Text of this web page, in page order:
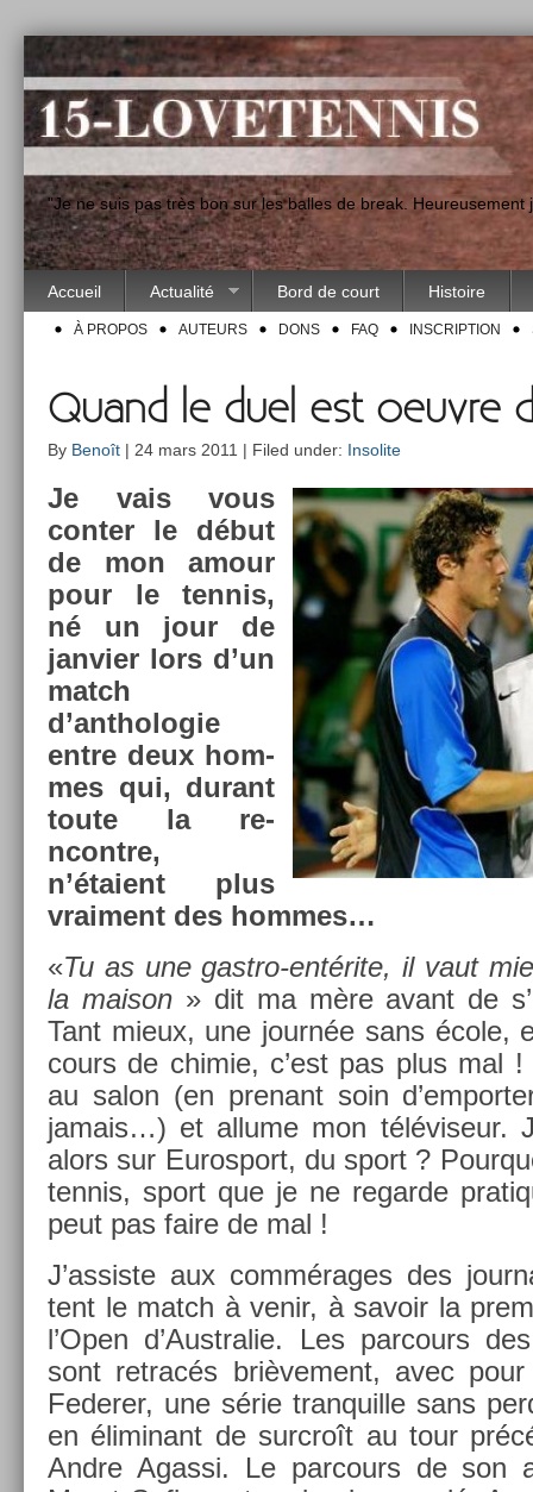
"Je ne suis pas très bon sur les balles de break.
Accueil Actualité Bord de court Histoire
À PROPOS AUTEURS DONS FAQ INSCRIPTION
Quand le duel est oeuvre
By Benoît | 24 mars 2011 | Filed under: Insolite
Je vais vous
con­t­er le début
de mon amour
pour le ten­nis,
né un jour de
jan­vi­er lors d’un
match
d’anthologie
entre deux hom­
mes qui, durant
toute la re­
ncontre,
n’étaient plus
vrai­ment des hom­mes…
«Tu as une gastro-entérite, il vaut
la maison » dit ma mère avant de
Tant mieux, une journée sans école,
cours de chimie, c’est pas plus mal !
au salon (en pre­nant soin
jamais…) et al­lume mon téléviseur.
alors sur Euros­port, du sport ?
ten­nis, sport que je ne re­gar­de
peut pas faire de mal !
J’as­siste aux commérages des
tent le match à venir, à savoir la
l’Open d’Australie. Les par­cours
sont re­tracés briè­ve­ment, avec
Feder­er, une série tran­quil­le sans
en éli­minant de sur­croît au tour
Andre Agas­si. Le par­cours de son